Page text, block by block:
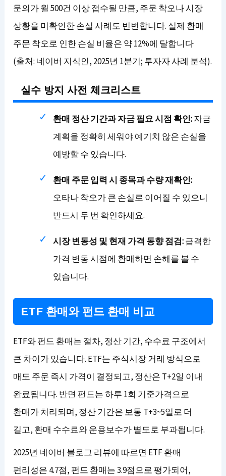
문의가 월 500건 이상 접수될 만큼, 주문 착오나 시장
상황을 미확인한 손실 사례도 빈번합니다. 실제 환매
주문 착오로 인한 손실 비율은 약 12%에 달합니다
(출처: 네이버 지식인, 2025년 1분기; 투자자 사례 분석).
실수 방지 사전 체크리스트
환매 정산 기간과 자금 필요 시점 확인:자금
계획을 정확히 세워야 예기치 않은 손실을
예방할 수 있습니다.
환매 주문 입력 시 종목과 수량 재확인:
오타나 착오가 큰 손실로 이어질 수 있으니
반드시 두 번 확인하세요.
시장 변동성 및 현재 가격 동향 점검:급격한
가격 변동 시점에 환매하면 손해를 볼 수
있습니다.
ETF 환매와 펀드 환매 비교
ETF와 펀드 환매는 절차, 정산 기간, 수수료 구조에서
큰 차이가 있습니다. ETF는 주식시장 거래 방식으로
매도 주문 즉시 가격이 결정되고, 정산은 T+2일 이내
완료됩니다. 반면 펀드는 하루 1회 기준가격으로
환매가 처리되며, 정산 기간은 보통 T+3~5일로 더
길고, 환매 수수료와 운용보수가 별도로 부과됩니다.
2025년 네이버 블로그 리뷰에 따르면 ETF 환매
편리성은 4.7점, 펀드 환매는 3.9점으로 평가되어,